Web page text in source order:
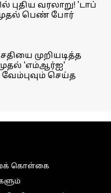
வரலாறு! 'டாப்
பெண் போர்
முறியடித்த
'எம்ஆர்ஐ'
செய்த
கொள்கை